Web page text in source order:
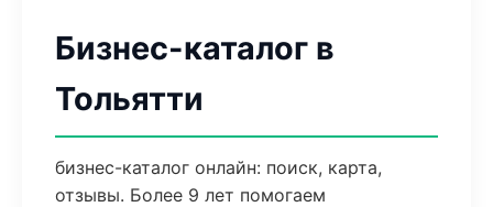
Бизнес-каталог в
Тольятти
бизнес-каталог онлайн: поиск, карта,
отзывы. Более 9 лет помогаем